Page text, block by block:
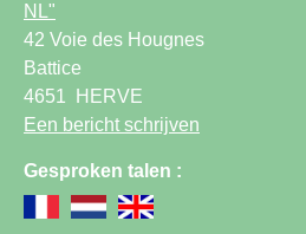
NL"
42 Voie des Hougnes
Battice
4651
HERVE
Een bericht schrijven
Gesproken talen :